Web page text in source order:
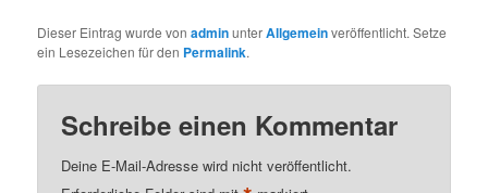
Dieser Eintrag wurde vonadminunterAllgemeinveröffentlicht. Setze
ein Lesezeichen für den Permalink.
Schreibe einen Kommentar
Deine E-Mail-Adresse wird nicht veröffentlicht.